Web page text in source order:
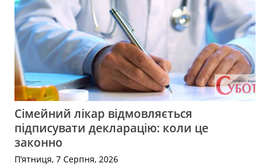
Сімейний лікар відмовляється
підписувати декларацію: коли це
законно
П’ятниця, 7 Серпня, 2026